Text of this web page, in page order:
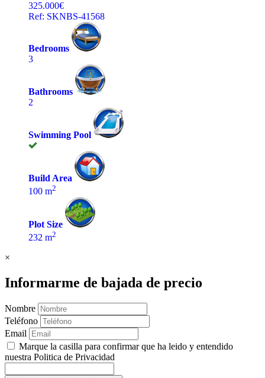
325.000€
Ref: SKNBS-41568
Bedrooms
3
Bathrooms
2
Swimming Pool
Build Area
100 m2
Plot Size
232 m2
×
Informarme de bajada de precio
Nombre
Teléfono
Email
Marque la casilla para confirmar que ha leido y entendido
nuestra Politica de Privacidad